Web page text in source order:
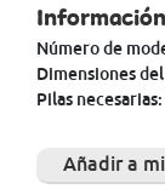
Número de
Dimensiones
Pilas necesarias:
Añadir a